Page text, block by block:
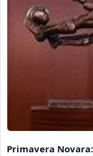
Primavera